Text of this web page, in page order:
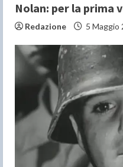
Nolan: per la prima
Redazione 5 Maggio